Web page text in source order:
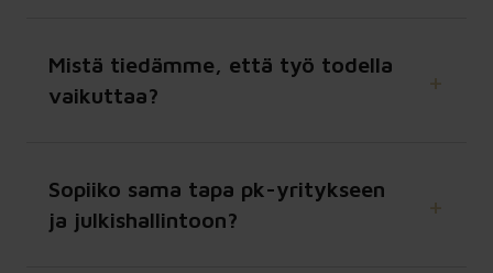
Mistä tiedämme, että työ todella
vaikuttaa?
Sopiiko sama tapa pk-yritykseen
ja julkishallintoon?